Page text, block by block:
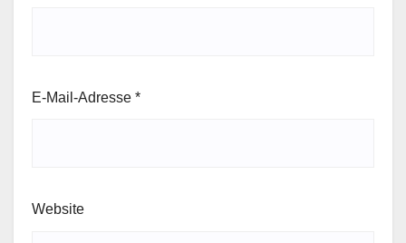
E-Mail-Adresse *
Website